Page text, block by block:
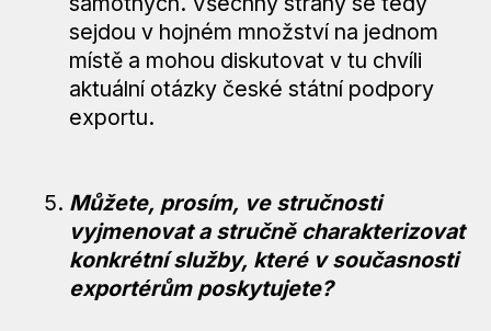
sejdou v hojném množství na jednom
místě a mohou diskutovat v tu chvíli
aktuální otázky české státní podpory
exportu.
Můžete, prosím, ve stručnosti
vyjmenovat a stručně charakterizovat
konkrétní služby, které v současnosti
exportérům poskytujete?